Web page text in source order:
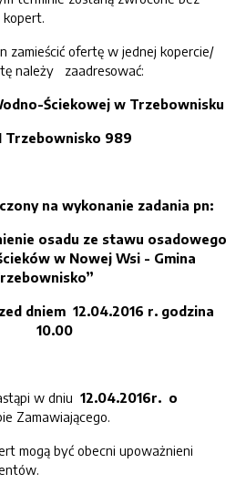
zamieścić ofertę w jednej kopercie/
należy zaadresować:
Ściekowej w Trzebownisku
Trzebownisko 989
na wykonanie zadania pn:
osadu ze stawu osadowego
w Nowej Wsi - Gmina
dniem 12.04.2016 r. godzina
10.00
w dniu12.04.2016r. o
Zamawiającego.
mogą być obecni upoważnieni